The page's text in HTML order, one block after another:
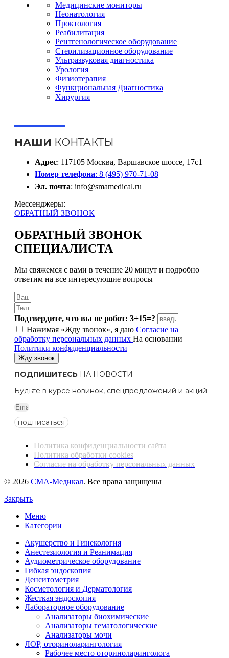
Медицинские мониторы
Неонатология
Проктология
Реабилитация
Рентгенологическое оборудование
Стерилизационное оборудование
Ультразвуковая диагностика
Урология
Физиотерапия
Функциональная Диагностика
Хирургия
НАШИ КОНТАКТЫ
Адрес: 117105 Москва, Варшавское шоссе, 17с1
Номер телефона: 8 (495) 970-71-08
Эл. почта: info@smamedical.ru
Мессенджеры:
ОБРАТНЫЙ ЗВОНОК
ОБРАТНЫЙ ЗВОНОК
СПЕЦИАЛИСТА
Мы свяжемся с вами в течение 20 минут и подробно
ответим на все интересующие вопросы
Подтвердите, что вы не робот: 3+15=?
Нажимая «Жду звонок», я даю Согласие на
обработку персональных данных На основании
Политики конфиденциальности
Жду звонок
ПОДПИШИТЕСЬ НА НОВОСТИ
Будьте в курсе новинок, спецпредложений и акций
подписаться
Политика конфиденциальности сайта
Политика обработки cookies
Согласие на обработку персональных данных
© 2026 СМА-Медикал. Все права защищены
Закрыть
Меню
Категории
Акушерство и Гинекология
Анестезиология и Реанимация
Аудиометрическое оборудование
Гибкая эндоскопия
Денситометрия
Косметология и Дерматология
Жесткая эндоскопия
Лабораторное оборудование
Анализаторы биохимические
Анализаторы гематологические
Анализаторы мочи
ЛОР, оториноларингология
Рабочее место оториноларинголога